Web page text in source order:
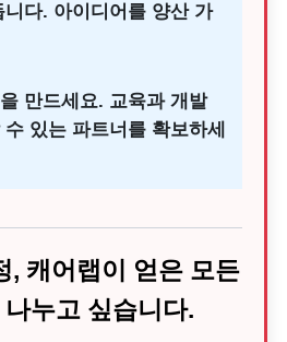
다. 아이디어를 양산 가
만드세요. 교육과 개발
있는 파트너를 확보하세
, 캐어랩이 얻은 모든
누고 싶습니다.